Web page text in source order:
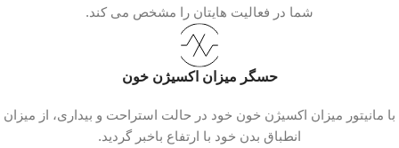
شما در فعالیت هایتان را مشخص می کند.
حسگر میزان اکسیژن خون
با مانیتور میزان اکسیژن خون خود در حالت استراحت و بیداری، از میزان
انطباق بدن خود با ارتفاع باخبر گردید.